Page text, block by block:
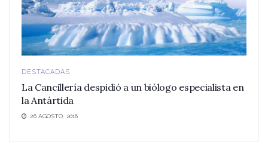
DESTACADAS
La Cancillería despidió a un biólogo especialista en
la Antártida
26 AGOSTO, 2016